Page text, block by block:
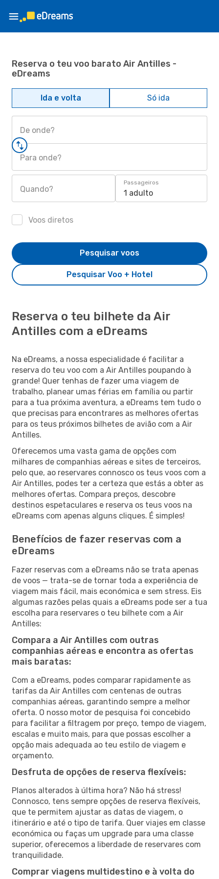
Reserva o teu voo barato Air Antilles -
eDreams
Ida e volta Só ida
De onde?
Para onde?
Quando?
Passageiros
1 adulto
Voos diretos
Pesquisar Voo + Hotel
Pesquisar voos
Reserva o teu bilhete da Air
Antilles com a eDreams
Na eDreams, a nossa especialidade é facilitar a
reserva do teu voo com a Air Antilles poupando à
grande! Quer tenhas de fazer uma viagem de
trabalho, planear umas férias em família ou partir
para a tua próxima aventura, a eDreams tem tudo o
que precisas para encontrares as melhores ofertas
para os teus próximos bilhetes de avião com a Air
Antilles.
Oferecemos uma vasta gama de opções com
milhares de companhias aéreas e sites de terceiros,
pelo que, ao reservares connosco os teus voos com a
Air Antilles, podes ter a certeza que estás a obter as
melhores ofertas. Compara preços, descobre
destinos espetaculares e reserva os teus voos na
eDreams com apenas alguns cliques. É simples!
Benefícios de fazer reservas com a
eDreams
Fazer reservas com a eDreams não se trata apenas
de voos — trata-se de tornar toda a experiência de
viagem mais fácil, mais económica e sem stress. Eis
algumas razões pelas quais a eDreams pode ser a tua
escolha para reservares o teu bilhete com a Air
Antilles:
Compara a Air Antilles com outras
companhias aéreas e encontra as ofertas
mais baratas:
Com a eDreams, podes comparar rapidamente as
tarifas da Air Antilles com centenas de outras
companhias aéreas, garantindo sempre a melhor
oferta. O nosso motor de pesquisa foi concebido
para facilitar a filtragem por preço, tempo de viagem,
escalas e muito mais, para que possas escolher a
opção mais adequada ao teu estilo de viagem e
orçamento.
Desfruta de opções de reserva flexíveis:
Planos alterados à última hora? Não há stress!
Connosco, tens sempre opções de reserva flexíveis,
que te permitem ajustar as datas de viagem, o
itinerário e até o tipo de tarifa. Quer viajes em classe
económica ou faças um upgrade para uma classe
superior, oferecemos a liberdade de reservares com
tranquilidade.
Comprar viagens multidestino e à volta do